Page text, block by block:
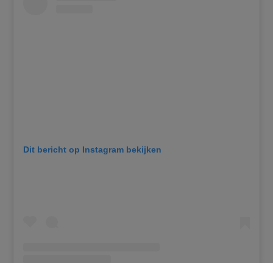
Dit bericht op Instagram bekijken